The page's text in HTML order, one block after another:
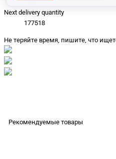
Next delivery quantity
177518
Не теряйте время, пишите, что
Рекомендуемые товары